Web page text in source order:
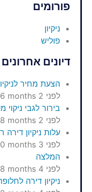
פורומים
ניקיון
פוליש
דיונים אחרונים
הצעת מחיר
לפני 2 years, 6 months
בירור לגבי ניקוי
לפני 2 years, 8 months
עלות ניקיון דירה
לפני 3 years, 10 months
המלצה
לפני 4 years, 8 months
ניקיון דירה